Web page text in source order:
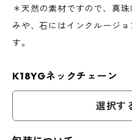
＊天然の素材ですので、真
みや、石にはインクルージ
す。
K18YGネックチェーン
選択す